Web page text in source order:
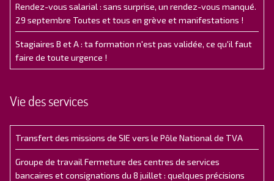
Rendez-vous salarial : sans surprise, un rendez-vous manqué.
29 septembre Toutes et tous en grève et manifestations !
Stagiaires B et A : ta formation n'est pas validée, ce qu'il faut
faire de toute urgence !
Vie des services
Transfert des missions de SIE vers le Pôle National de TVA
Groupe de travail Fermeture des centres de services
bancaires et consignations du 8 juillet : quelques précisions